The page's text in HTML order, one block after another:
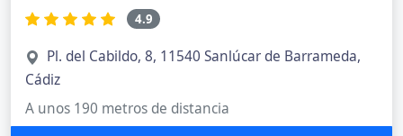
4.9
Pl. del Cabildo, 8, 11540 Sanlúcar de Barrameda,
Cádiz
A unos 190 metros de distancia